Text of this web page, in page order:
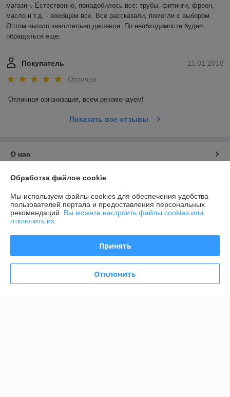
магазин. Естественно, понадобилось все: трубы, фитинги, фреон,
масло и т.д, - вообщем все. Все рассказали, помогли с выбором.
Оптом вышло значительно дешевле. По необходимости будем
обращаться еще.
11.01.2018
Покупатель
Отлично
Отличная организация, всем рекомендуем!
Показать все отзывы
О нас
Контакты
Доставка и оплата
Политика обработки cookies
Обработка файлов cookie
Мы используем файлы cookies для обеспечения удобства
пользователей портала и предоставления персональных
рекомендаций. Вы можете настроить файлы cookies или
отключить их.
Принять
Отклонить